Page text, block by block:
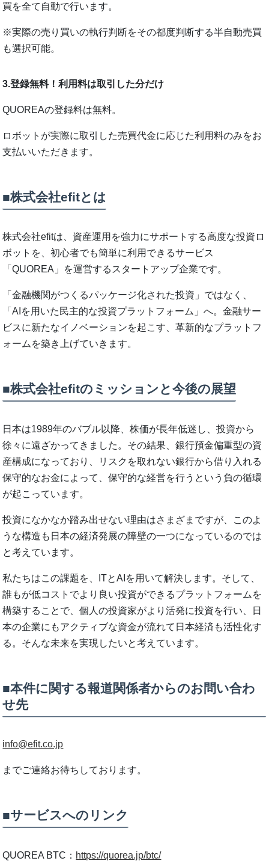
買を全て自動で行います。
※実際の売り買いの執行判断をその都度判断する半自動売買
も選択可能。
3.登録無料！利用料は取引した分だけ
QUOREAの登録料は無料。
ロボットが実際に取引した売買代金に応じた利用料のみをお
支払いいただきます。
■株式会社efitとは
株式会社efitは、資産運用を強力にサポートする高度な投資ロ
ボットを、初心者でも簡単に利用できるサービス
「QUOREA」を運営するスタートアップ企業です。
「金融機関がつくるパッケージ化された投資」ではなく、
「AIを用いた民主的な投資プラットフォーム」へ。金融サー
ビスに新たなイノベーションを起こす、革新的なプラットフ
ォームを築き上げていきます。
■株式会社efitのミッションと今後の展望
日本は1989年のバブル以降、株価が長年低迷し、投資から
徐々に遠ざかってきました。その結果、銀行預金偏重型の資
産構成になっており、リスクを取れない銀行から借り入れる
保守的なお金によって、保守的な経営を行うという負の循環
が起こっています。
投資になかなか踏み出せない理由はさまざまですが、このよ
うな構造も日本の経済発展の障壁の一つになっているのでは
と考えています。
私たちはこの課題を、ITとAIを用いて解決します。そして、
誰もが低コストでより良い投資ができるプラットフォームを
構築することで、個人の投資家がより活発に投資を行い、日
本の企業にもアクティブな資金が流れて日本経済も活性化す
る。そんな未来を実現したいと考えています。
■本件に関する報道関係者からのお問い合わ
せ先
info@efit.co.jp
までご連絡お待ちしております。
■サービスへのリンク
QUOREA BTC： https://quorea.jp/btc/